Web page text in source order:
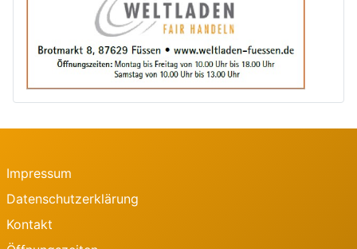
Impressum
Datenschutzerklärung
Kontakt